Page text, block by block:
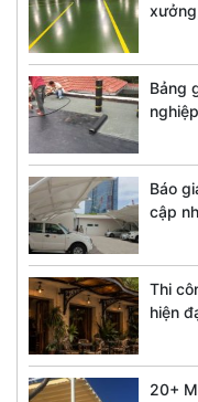
Bảng
Báo
cập
Thi
hiện
20+